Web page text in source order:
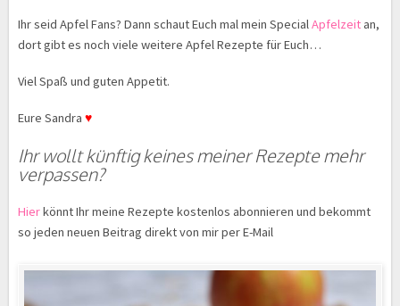
Ihr seid Apfel Fans? Dann schaut Euch mal mein SpecialApfelzeitan,
dort gibt es noch viele weitere Apfel Rezepte für Euch…
Viel Spaß und guten Appetit.
Eure Sandra ♥
Ihr wollt künftig keines meiner Rezepte mehr
verpassen?
Hierkönnt Ihr meine Rezepte kostenlos abonnieren und bekommt
so jeden neuen Beitrag direkt von mir per E-Mail